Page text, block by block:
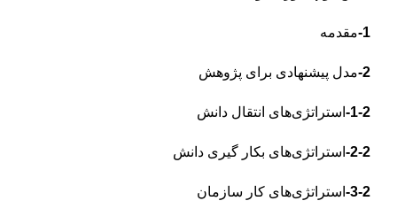
1- مقدمه
2- مدل پیشنهادی برای پژوهش
1-2- استراتژی‌های انتقال دانش
2-2- استراتژی‌های بکار گیری دانش
3-2- استراتژی‌های کار سازمان